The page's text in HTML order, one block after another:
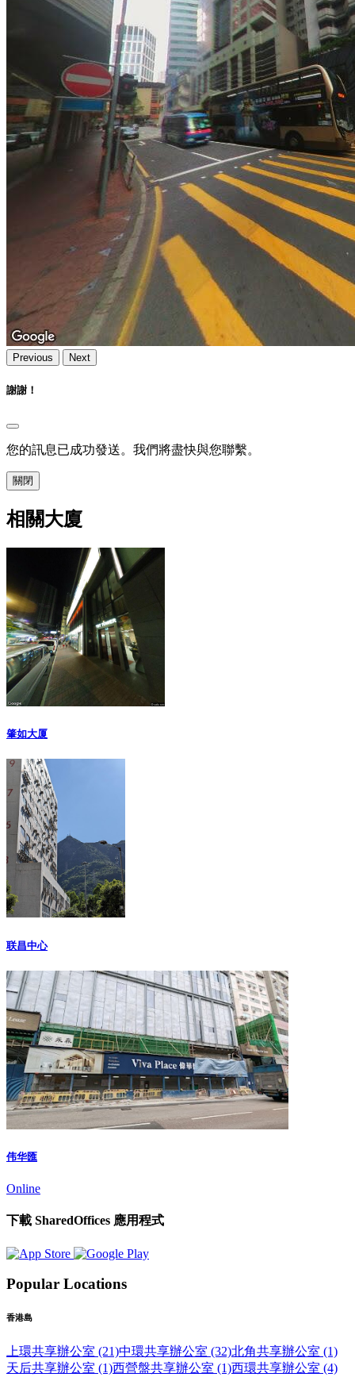
Previous Next
謝謝！
您的訊息已成功發送。我們將盡快與您聯繫。
關閉
相關大廈
肇如大厦
联昌中心
伟华匯
Online
下載 SharedOffices 應用程式
Popular Locations
香港島
上環共享辦公室 (21)中環共享辦公室 (32)北角共享辦公室 (1)
天后共享辦公室 (1)西營盤共享辦公室 (1)西環共享辦公室 (4)